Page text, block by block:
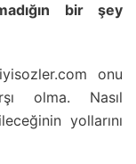
bir şey
onu
olma. Nasıl
yollarını